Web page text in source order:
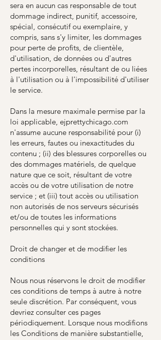
sera en aucun cas responsable de tout
dommage indirect, punitif, accessoire,
spécial, consécutif ou exemplaire, y
compris, sans s'y limiter, les dommages
pour perte de profits, de clientèle,
d'utilisation, de données ou d'autres
pertes incorporelles, résultant de ou liées
à l'utilisation ou à l'impossibilité d'utiliser
le service.
Dans la mesure maximale permise par la
loi applicable, ejprettychicago.com
n'assume aucune responsabilité pour (i)
les erreurs, fautes ou inexactitudes du
contenu ; (ii) des blessures corporelles ou
des dommages matériels, de quelque
nature que ce soit, résultant de votre
accès ou de votre utilisation de notre
service ; et (iii) tout accès ou utilisation
non autorisés de nos serveurs sécurisés
et/ou de toutes les informations
personnelles qui y sont stockées.
Droit de changer et de modifier les
conditions
Nous nous réservons le droit de modifier
ces conditions de temps à autre à notre
seule discrétion. Par conséquent, vous
devriez consulter ces pages
périodiquement. Lorsque nous modifions
les Conditions de manière substantielle,